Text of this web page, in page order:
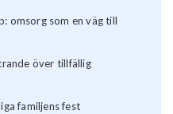
omsorg som en väg till
över tillfällig
familjens fest